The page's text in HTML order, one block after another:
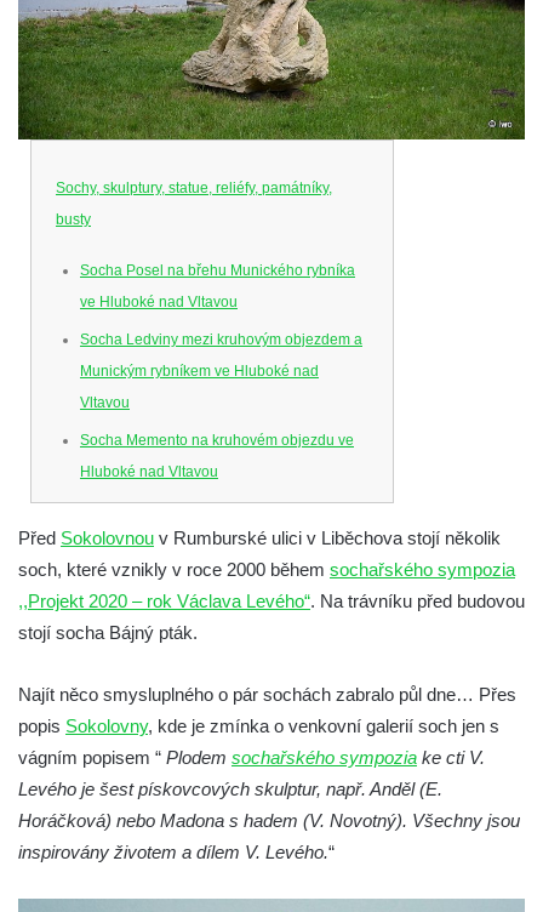
Sochy, skulptury, statue, reliéfy, památníky,
busty
Socha Posel na břehu Munického rybníka
ve Hluboké nad Vltavou
Socha Ledviny mezi kruhovým objezdem a
Munickým rybníkem ve Hluboké nad
Vltavou
Socha Memento na kruhovém objezdu ve
Hluboké nad Vltavou
Socha Chalikotérium v ZOO Hluboká
Socha Smilodon v ZOO Hluboká
Socha Veledaněk v ZOO Hluboká
Socha Medvěd jeskynní v ZOO Hluboká
Socha Mamutí lebka v ZOO Hluboká
Socha Mamut srstnatý v ZOO Hluboká
Socha Vydry si hrají v ZOO Hluboká
Před Sokolovnou v Rumburské ulici v Liběchova stojí několik
soch, které vznikly v roce 2000 během sochařského sympozia
,,Projekt 2020 – rok Václava Levého“. Na trávníku před budovou
stojí socha Bájný pták.
Najít něco smysluplného o pár sochách zabralo půl dne… Přes
popis Sokolovny, kde je zmínka o venkovní galerií soch jen s
vágním popisem “ Plodem sochařského sympozia ke cti V.
Levého je šest pískovcových skulptur, např. Anděl (E.
Horáčková) nebo Madona s hadem (V. Novotný). Všechny jsou
inspirovány životem a dílem V. Levého.“